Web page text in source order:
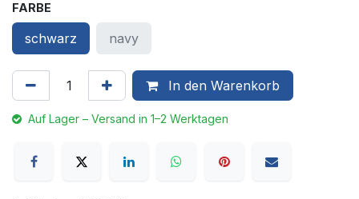
FARBE
schwarz navy
In den Warenkorb
Auf Lager – Versand in 1–2 Werktagen